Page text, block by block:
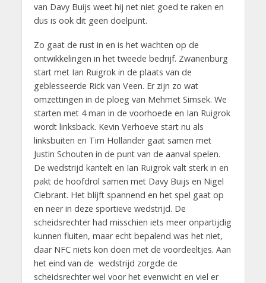
van Davy Buijs weet hij net niet goed te raken en
dus is ook dit geen doelpunt.
Zo gaat de rust in en is het wachten op de
ontwikkelingen in het tweede bedrijf. Zwanenburg
start met Ian Ruigrok in de plaats van de
geblesseerde Rick van Veen. Er zijn zo wat
omzettingen in de ploeg van Mehmet Simsek. We
starten met 4 man in de voorhoede en Ian Ruigrok
wordt linksback. Kevin Verhoeve start nu als
linksbuiten en Tim Hollander gaat samen met
Justin Schouten in de punt van de aanval spelen.
De wedstrijd kantelt en Ian Ruigrok valt sterk in en
pakt de hoofdrol samen met Davy Buijs en Nigel
Ciebrant. Het blijft spannend en het spel gaat op
en neer in deze sportieve wedstrijd. De
scheidsrechter had misschien iets meer onpartijdig
kunnen fluiten, maar echt bepalend was het niet,
daar NFC niets kon doen met de voordeeltjes. Aan
het eind van de wedstrijd zorgde de
scheidsrechter wel voor het evenwicht en viel er